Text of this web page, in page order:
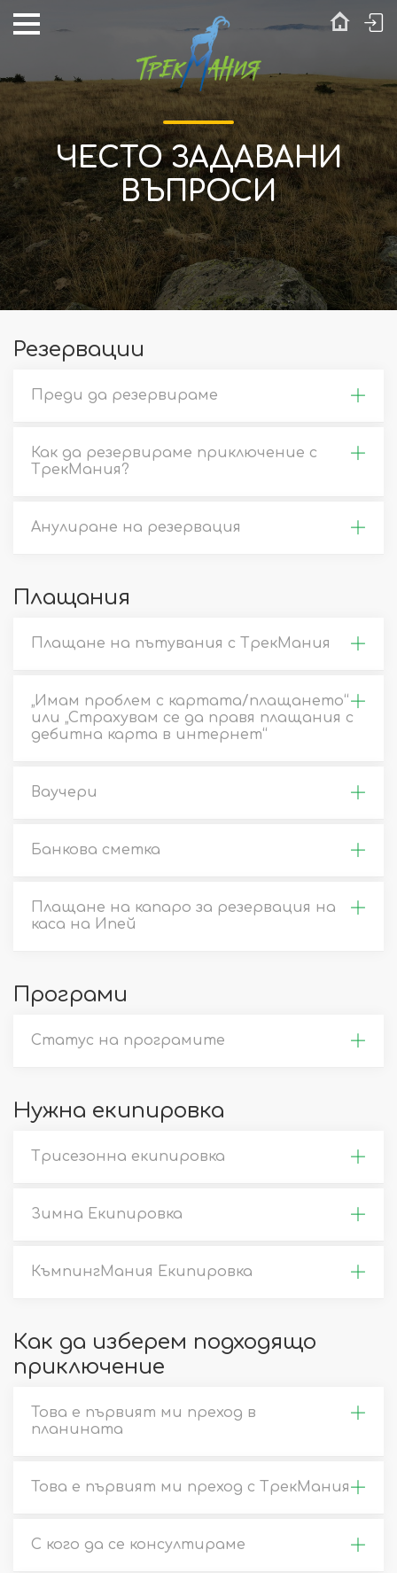
ЧЕСТО ЗАДАВАНИ
ВЪПРОСИ
Резервации
Преди да резервираме
Как да резервираме приключение с
ТрекМания?
Анулиране на резервация
Плащания
Плащане на пътувания с ТрекМания
„Имам проблем с картата/плащането“
или „Страхувам се да правя плащания с
дебитна карта в интернет“
Ваучери
Банкова сметка
Плащане на капаро за резервация на
каса на Ипей
Програми
Статус на програмите
Нужна екипировка
Трисезонна екипировка
Зимна Екипировка
КъмпингМания Екипировка
Как да изберем подходящо
приключение
Това е първият ми преход в
планината
Това е първият ми преход с ТрекМания
С кого да се консултираме